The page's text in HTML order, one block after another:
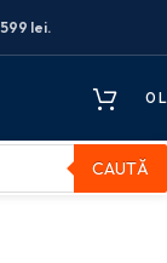
lei.
0
CAUTĂ
480cc 100 buc/set